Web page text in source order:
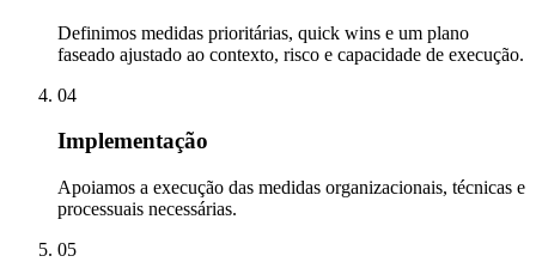
Definimos medidas prioritárias, quick wins e um plano
faseado ajustado ao contexto, risco e capacidade de execução.
04
Implementação
Apoiamos a execução das medidas organizacionais, técnicas e
processuais necessárias.
05